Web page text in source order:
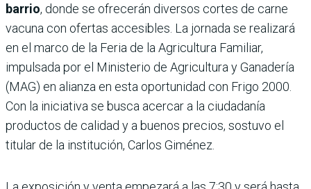
barrio, donde se ofrecerán diversos cortes de carne
vacuna con ofertas accesibles. La jornada se realizará
en el marco de la Feria de la Agricultura Familiar,
impulsada por el Ministerio de Agricultura y Ganadería
(MAG) en alianza en esta oportunidad con Frigo 2000.
Con la iniciativa se busca acercar a la ciudadanía
productos de calidad y a buenos precios, sostuvo el
titular de la institución, Carlos Giménez.